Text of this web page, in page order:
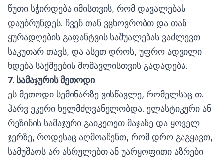
წუთი სჭირდება იმისთვის, რომ დავალებას
დაუბრუნდეს. ჩვენ თან ვცხოვრობთ და თან
ყურადღების გაფანტვის საშუალებას ვაძლევთ
საკუთარ თავს, და ასეთ დროს, უფრო ადვილი
ხდება საქმეების მომავლისთვის გადადება.
7. სამაჯურის მეთოდი
ეს მეთოდი სემინარზე ვისწავლე, რომელსაც თ.
ჰარვ ეკერი ხელმძღვანელობდა. ელასტიკური ან
რეზინის სამაჯური გაიკეთეთ მაჯაზე და ყოველ
ჯერზე, როდესაც აღმოაჩენთ, რომ დრო გაგყავთ,
სამუშაოს არ ასრულებთ ან უარყოფითი აზრები